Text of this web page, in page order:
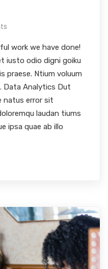
work we have done!
iusto odio digni goiku
praese. Ntium voluum
Data Analytics Dut
natus error sit
laudan tiums
ipsa quae ab illo